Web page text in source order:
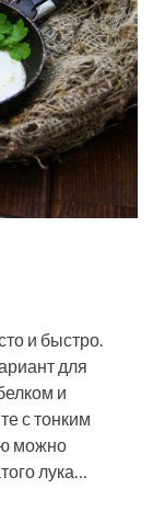
и быстро.
для
и
с тонким
можно
лука…